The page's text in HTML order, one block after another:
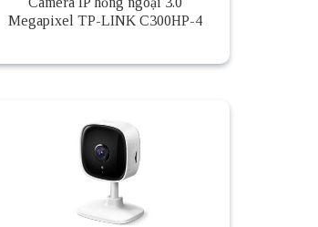
Megapixel TP-LINK C300HP-4